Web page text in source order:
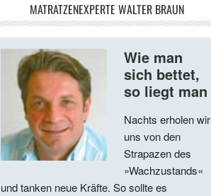
MATRATZENEXPERTE WALTER BRAUN
Wie man
sich bettet,
so liegt man
Nachts erholen wir
uns von den
Strapazen des
»Wachzustands«
und tanken neue Kräfte. So sollte es